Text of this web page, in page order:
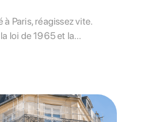
Paris, réagissez vite.
loi de 1965 et la